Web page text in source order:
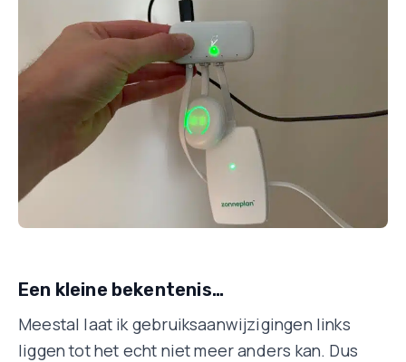
Een kleine bekentenis…
Meestal laat ik gebruiksaanwijzigingen links
liggen tot het echt niet meer anders kan. Dus